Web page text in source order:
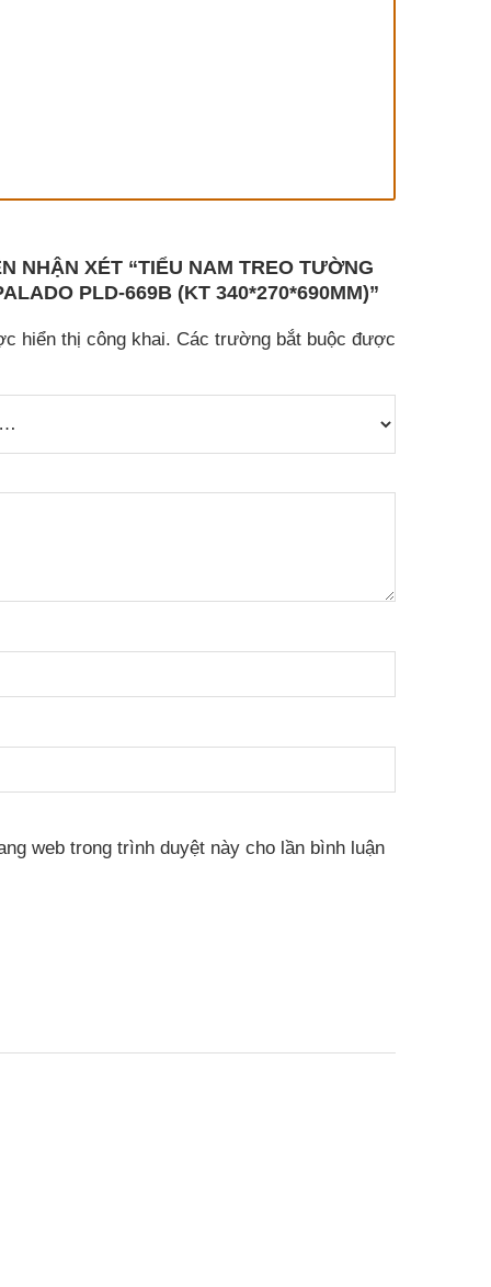
NHẬN XÉT “TIỂU NAM TREO TƯỜNG
PLD-669B (KT 340*270*690MM)”
hiển thị công khai. Các trường bắt buộc được
web trong trình duyệt này cho lần bình luận